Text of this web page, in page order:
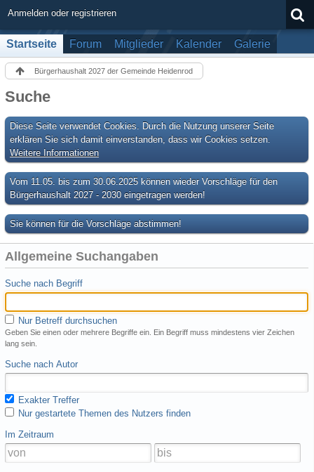
Anmelden oder registrieren
Startseite Forum Mitglieder Kalender Galerie
Bürgerhaushalt 2027 der Gemeinde Heidenrod
Suche
Diese Seite verwendet Cookies. Durch die Nutzung unserer Seite
erklären Sie sich damit einverstanden, dass wir Cookies setzen.
Weitere Informationen
Vom 11.05. bis zum 30.06.2025 können wieder Vorschläge für den
Bürgerhaushalt 2027 - 2030 eingetragen werden!
Sie können für die Vorschläge abstimmen!
Allgemeine Suchangaben
Suche nach Begriff
Nur Betreff durchsuchen
Geben Sie einen oder mehrere Begriffe ein. Ein Begriff muss mindestens vier Zeichen
lang sein.
Suche nach Autor
Exakter Treffer
Nur gestartete Themen des Nutzers finden
Im Zeitraum